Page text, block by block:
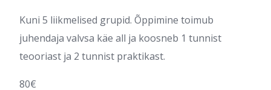
Kuni 5 liikmelised grupid. Õppimine toimub
juhendaja valvsa käe all ja koosneb 1 tunnist
teooriast ja 2 tunnist praktikast.
80€